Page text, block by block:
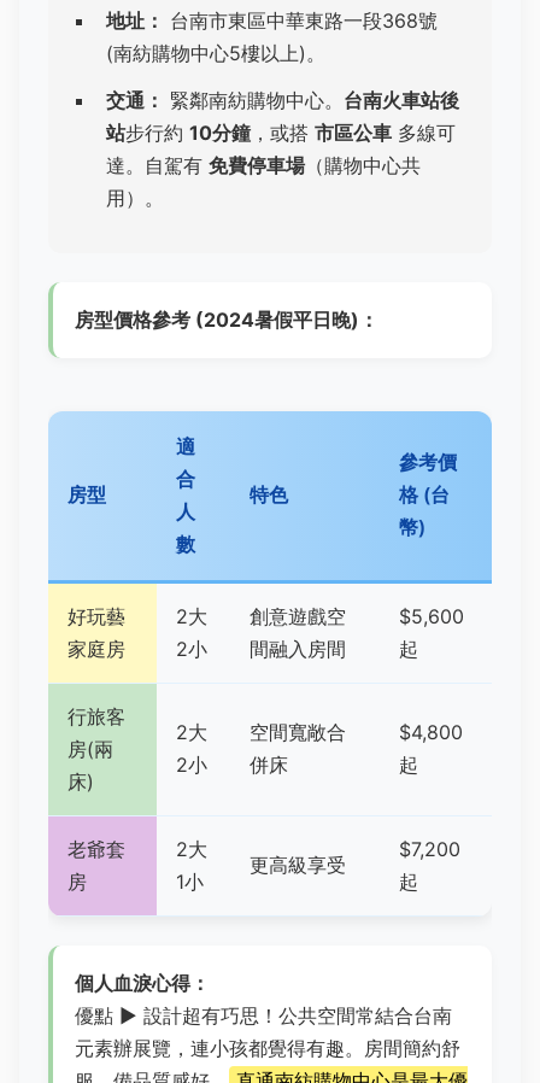
地址： 台南市東區中華東路一段368號
(南紡購物中心5樓以上)。
交通： 緊鄰南紡購物中心。 台南火車站後
站步行約 10分鐘 ，或搭 市區公車 多線可
達。自駕有 免費停車場（購物中心共
用）。
房型價格參考 (2024暑假平日晚)：
房型
適
合
人
數
特色
參考價
格 (台
幣)
好玩藝
家庭房
2大
2小
創意遊戲空
間融入房間
$5,600
起
行旅客
房(兩
床)
2大
2小
空間寬敞合
併床
$4,800
起
老爺套
房
2大
1小
更高級享受
$7,200
起
個人血淚心得：
優點 ▶ 設計超有巧思！公共空間常結合台南
元素辦展覽，連小孩都覺得有趣。房間簡約舒